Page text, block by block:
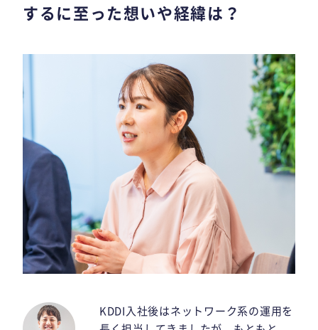
するに至った想いや経緯は？
KDDI入社後はネットワーク系の運用を